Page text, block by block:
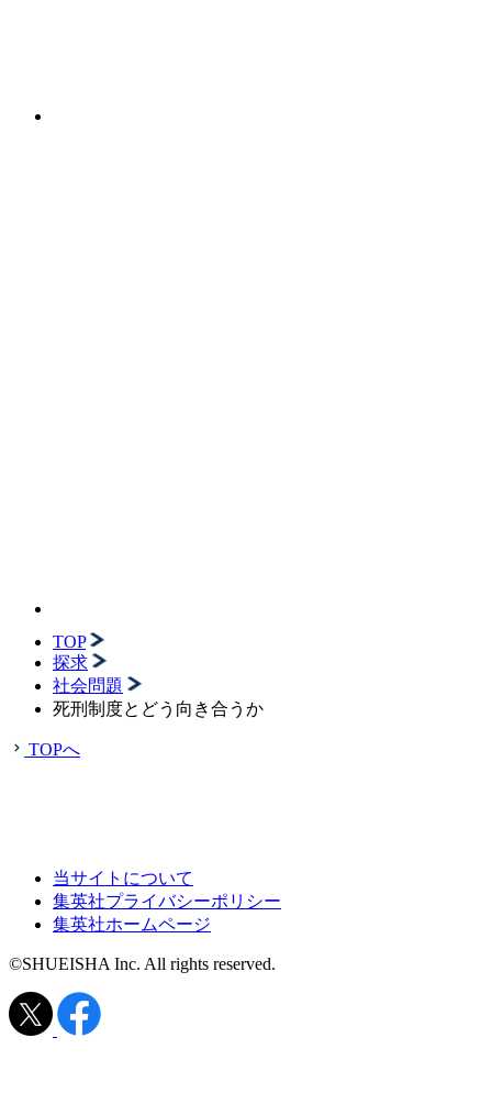
TOP
探求
社会問題
死刑制度とどう向き合うか
TOPへ
当サイトについて
集英社プライバシーポリシー
集英社ホームページ
©SHUEISHA Inc. All rights reserved.